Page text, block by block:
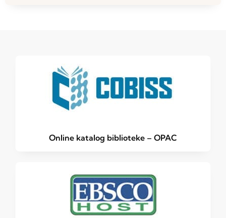
Online katalog biblioteke – OPAC